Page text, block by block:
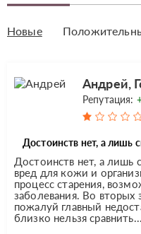
Новые
Андрей,
Репутация:
Достоинств нет, а лишь
Достоинств нет, а лишь
вред для кожи и
процесс старения,
заболевания. Во вторых
пожалуй главный
близко нельзя сравнить...